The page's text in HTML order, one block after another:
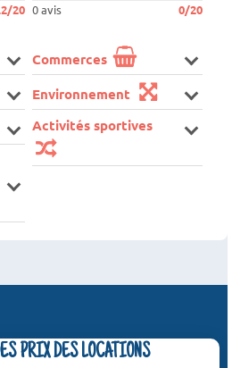
20 0 avis 0/20
Commerces
Environnement
Activités sportives
PRIX DES LOCATIONS